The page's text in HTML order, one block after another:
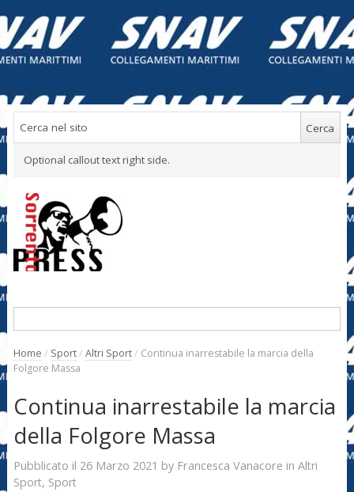
Optional callout text right side.
Home / Sport/ Altri Sport/ Continua inarrestabile la marcia della
Folgore Massa
Continua inarrestabile la marcia
della Folgore Massa
Pubblicato il 26 Marzo 2021 by Francesca Vanacore in Altri
Sport, Sport